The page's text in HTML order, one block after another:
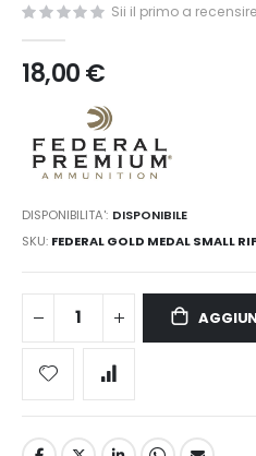
Sii il primo a
18,00 €
DISPONIBILITA': DISPONIBILE
SKU FEDERAL GOLD MEDAL SMALL